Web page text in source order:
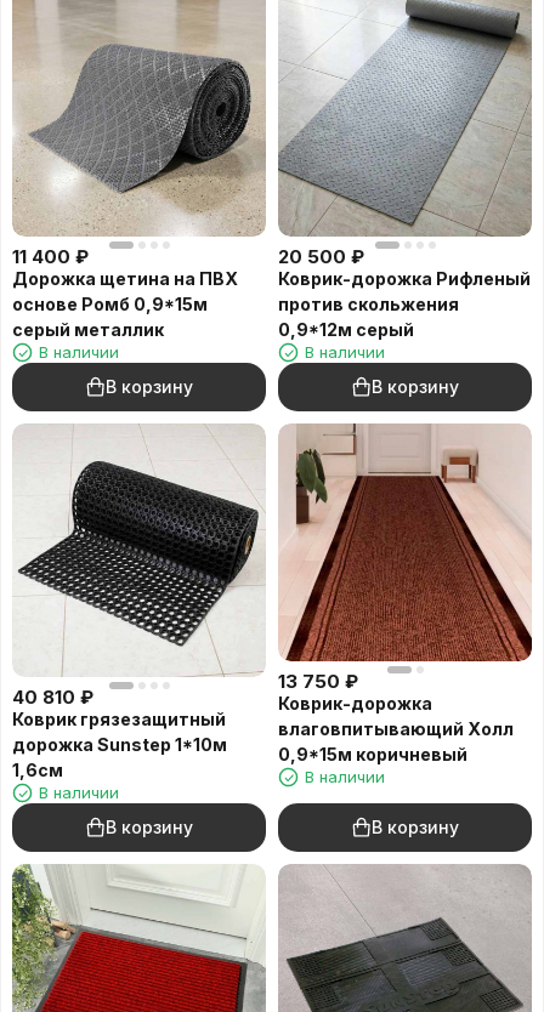
11 400 ₽
Дорожка щетина на ПВХ
основе Ромб 0,9*15м
серый металлик
В наличии
В корзину
20 500 ₽
Коврик-дорожка Рифленый
против скольжения
0,9*12м серый
В наличии
В корзину
40 810 ₽
Коврик грязезащитный
дорожка Sunstep 1*10м
1,6см
В наличии
В корзину
13 750 ₽
Коврик-дорожка
влаговпитывающий Холл
0,9*15м коричневый
В наличии
В корзину